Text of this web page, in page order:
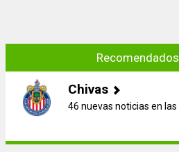
Chivas
46 nuevas noticias en